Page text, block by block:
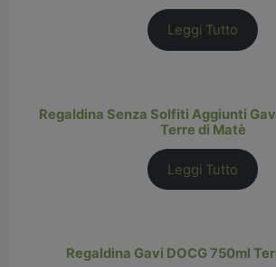
Leggi Tutto
Regaldina Senza Solfiti Aggiunti
Terre di Matè
Leggi Tutto
Regaldina Gavi DOCG 750ml